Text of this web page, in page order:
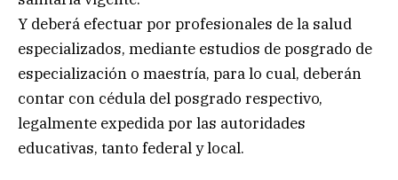
Y deberá efectuar por profesionales de la salud
especializados, mediante estudios de posgrado de
especialización o maestría, para lo cual, deberán
contar con cédula del posgrado respectivo,
legalmente expedida por las autoridades
educativas, tanto federal y local.